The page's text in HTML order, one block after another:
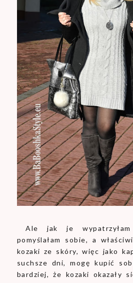
Ale jak je wypatrzyłam
pomyślałam sobie, a
kozaki ze skóry, więc jako
suchsze dni, mogę kupić
bardziej, że kozaki okazały